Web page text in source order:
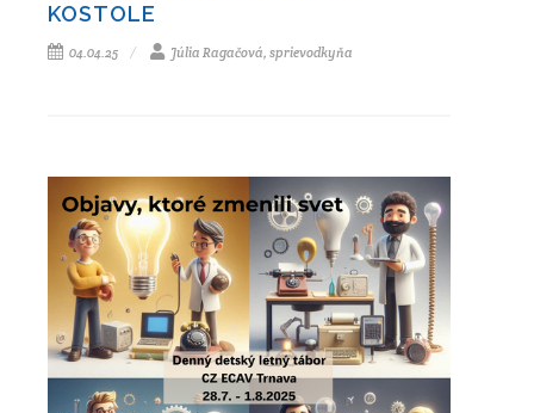
KOSTOLE
04.04.25 Júlia Ragačová, sprievodkyňa